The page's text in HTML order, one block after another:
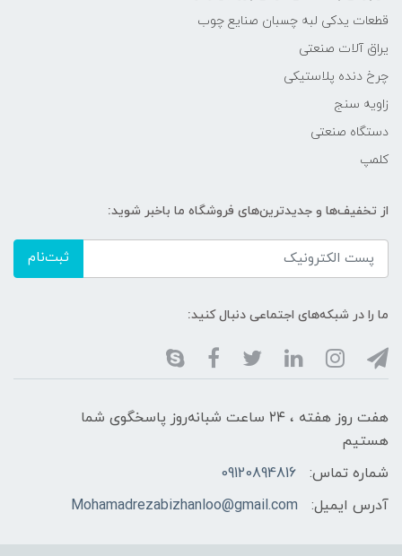
قطعات یدکی لبه چسبان صنایع چوب
یراق آلات صنعتی
چرخ دنده پلاستیکی
زاویه سنج
دستگاه صنعتی
کلمپ
از تخفیف‌ها و جدیدترین‌های فروشگاه ما باخبر شوید:
ثبت‌نام
ما را در شبکه‌های اجتماعی دنبال کنید:
هفت روز هفته ، ۲۴ ساعت شبانه‌روز پاسخگوی شما
هستیم
شماره تماس:
09120894816
آدرس ایمیل:
Mohamadrezabizhanloo@gmail.com